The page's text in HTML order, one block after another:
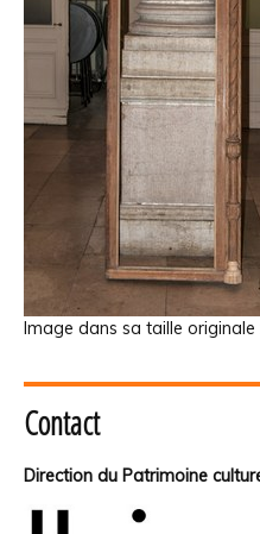
Image dans sa taille originale
Contact
Direction du Patrimoine